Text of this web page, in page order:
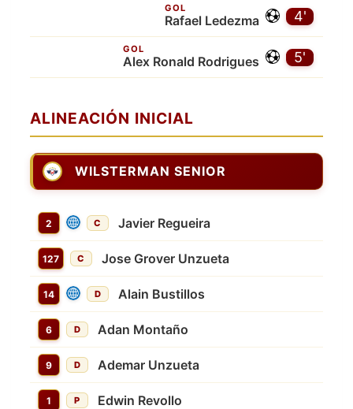
4'
GOL
Rafael Ledezma
5'
GOL
Alex Ronald Rodrigues
ALINEACIÓN INICIAL
WILSTERMAN SENIOR
2 C Javier Regueira
127 C Jose Grover Unzueta
14 D Alain Bustillos
6 D Adan Montaño
9 D Ademar Unzueta
1 P Edwin Revollo